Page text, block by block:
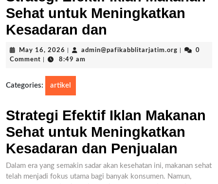
Sehat untuk Meningkatkan
Kesadaran dan
May 16, 2026 May
16,
admin@pafikabblitarjatim.org
0
Comment
8:49 am
Categories: artikel
Strategi Efektif Iklan Makanan
Sehat untuk Meningkatkan
Kesadaran dan Penjualan
Dalam era yang semakin sadar akan kesehatan ini, makanan sehat
telah menjadi fokus utama bagi banyak konsumen. Namun,